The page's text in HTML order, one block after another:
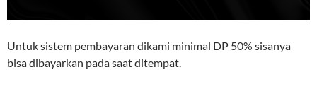
Untuk sistem pembayaran dikami minimal DP 50% sisanya
bisa dibayarkan pada saat ditempat.